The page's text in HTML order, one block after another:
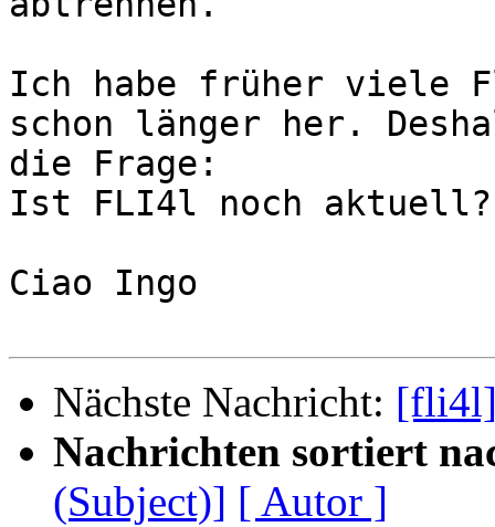
Ich habe früher viele
schon länger her.
die Frage:
Ist FLI4l noch aktuell?
Ciao Ingo
Nächste Nachricht:
Nachrichten sortiert
(Subject)] [ Autor ]